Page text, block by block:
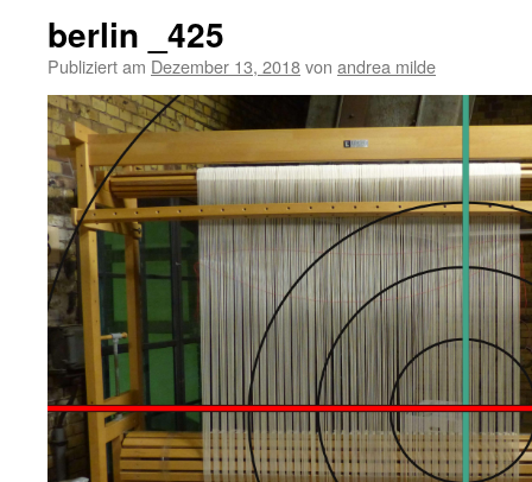
berlin _425
Publiziert am Dezember 13, 2018von andrea milde